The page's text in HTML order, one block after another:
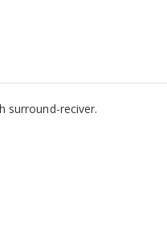
surround-reciver.